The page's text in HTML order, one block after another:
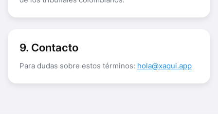
9. Contacto
Para dudas sobre estos términos: hola@xaqui.app